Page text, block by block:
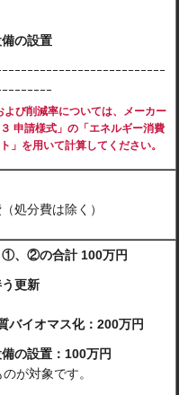
の設置
ｰｰｰｰｰｰｰｰｰｰｰｰｰｰｰｰｰｰｰｰｰｰｰｰｰ
ｰｰｰｰｰｰｰ
び削減率については、メーカー
申請様式」の「エネルギー消費
」を用いて計算してください。
処分費は除く）
、②の合計 100万円
更新
バイオマス化：200万円
の設置：100万円
が対象です。